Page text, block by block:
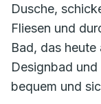
Dusche,
Fliesen und
Bad, das
Designbad
bequem und